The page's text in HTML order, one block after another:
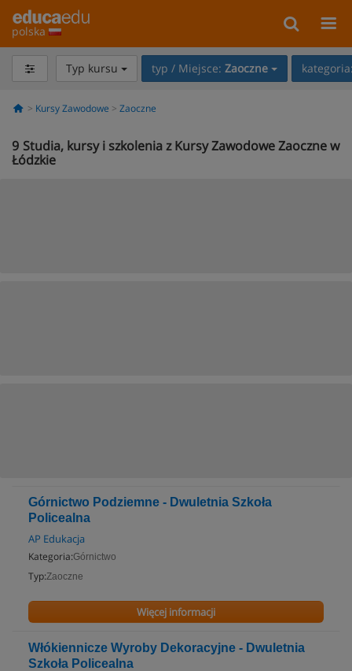
polska
Typ kursu typ / Miejsce: Zaoczne
Kursy Zawodowe Zaoczne
9 Studia, kursy i szkolenia z Kursy Zawodowe Zaoczne w
Łódzkie
Górnictwo Podziemne - Dwuletnia Szkoła
Policealna
AP Edukacja
Kategoria:Górnictwo
Typ:Zaoczne
Więcej informacji
Włókiennicze Wyroby Dekoracyjne - Dwuletnia
Szkoła Policealna